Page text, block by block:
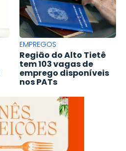
EMPREGOS
Região do Alto Tietê
tem 103 vagas de
emprego disponíveis
nos PATs